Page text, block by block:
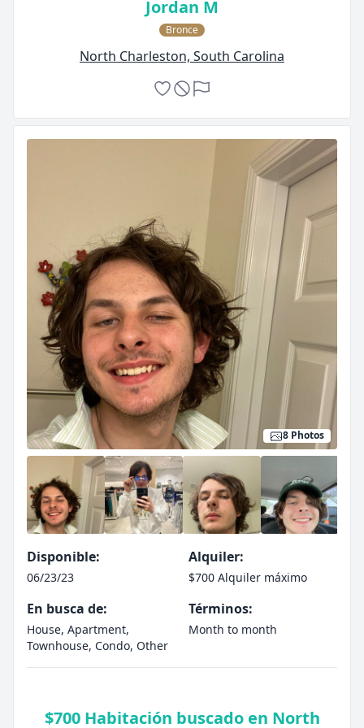
Jordan M
Bronce
North Charleston, South Carolina
8 Photos
Disponible:
06/23/23
Alquiler:
$700 Alquiler máximo
En busca de:
House, Apartment,
Townhouse, Condo, Other
Términos:
Month to month
$700 Habitación buscado en North